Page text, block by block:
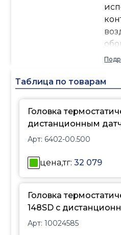
с
Таблица по товарам
Головка
дистанционным
Арт: 6402-00.500
цена,тг:32 079
Головка
148SD с
Арт:10024585